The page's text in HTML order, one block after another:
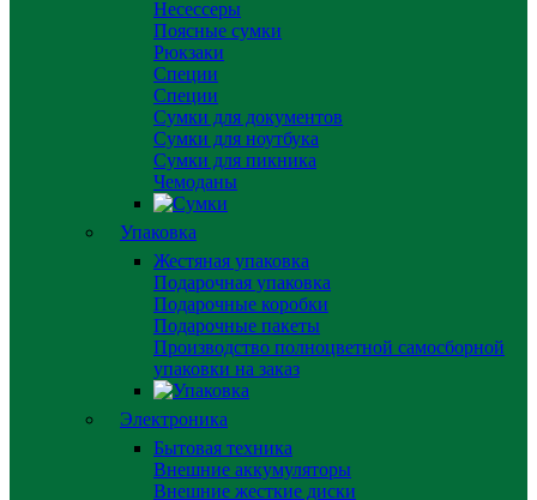
Несессеры
Поясные сумки
Рюкзаки
Специи
Специи
Сумки для документов
Сумки для ноутбука
Сумки для пикника
Чемоданы
Упаковка
Жестяная упаковка
Подарочная упаковка
Подарочные коробки
Подарочные пакеты
Производство полноцветной самосборной
упаковки на заказ
Электроника
Бытовая техника
Внешние аккумуляторы
Внешние жесткие диски